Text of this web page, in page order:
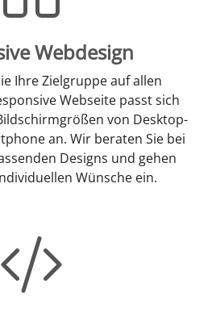
Webdesign
Ihre Zielgruppe auf allen
Webseite passt sich
von Desktop-
an. Wir beraten Sie bei
Designs und gehen
Wünsche ein.